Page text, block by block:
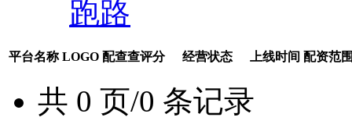
跑路
平台名称 LOGO 配查查评分 经营状态 上线时间 配资范
共 0 页/0 条记录